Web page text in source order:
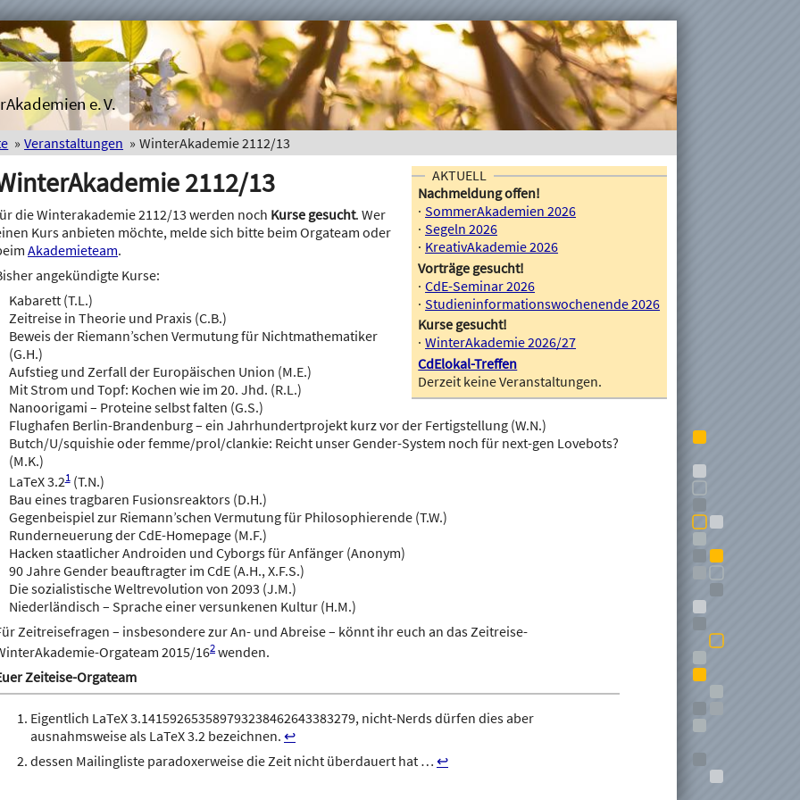
e. V.
Veranstaltungen
WinterAkademie 2112/13
AKTUELL
Nachmeldung offen!
SommerAkademien 2026
Segeln 2026
KreativAkademie 2026
Vorträge gesucht!
CdE-Seminar 2026
Studieninformationswochenende 2026
Kurse gesucht!
WinterAkademie 2026/27
CdElokal-Treffen
Derzeit keine Veranstaltungen.
2112/13
die Winterakademie 2112/13 werden noch Kurse gesucht. Wer
Kurs anbieten möchte, melde sich bitte beim Orgateam oder
Akademieteam.
angekündigte Kurse:
Kabarett (T.L.)
Zeitreise in Theorie und Praxis (C.B.)
Beweis der Riemann’schen Vermutung für Nichtmathematiker
(G.H.)
Aufstieg und Zerfall der Europäischen Union (M.E.)
Mit Strom und Topf: Kochen wie im 20. Jhd. (R.L.)
Nanoorigami – Proteine selbst falten (G.S.)
Flughafen Berlin-Brandenburg – ein Jahrhundertprojekt kurz vor der Fertigstellung (W.N.)
Butch/U/squishie oder femme/prol/clankie: Reicht unser Gender-System noch für next-gen Lovebots?
(M.K.)
LaTeX 3.21(T.N.)
Bau eines tragbaren Fusionsreaktors (D.H.)
Gegenbeispiel zur Riemann’schen Vermutung für Philosophierende (T.W.)
Runderneuerung der CdE-Homepage (M.F.)
Hacken staatlicher Androiden und Cyborgs für Anfänger (Anonym)
90 Jahre Gender beauftragter im CdE (A.H., X.F.S.)
Die sozialistische Weltrevolution von 2093 (J.M.)
Niederländisch – Sprache einer versunkenen Kultur (H.M.)
Zeitreisefragen – insbesondere zur An- und Abreise – könnt ihr euch an das Zeitreise-
Orgateam 2015/162wenden.
Zeiteise-Orgateam
Eigentlich LaTeX 3.141592653589793238462643383279, nicht-Nerds dürfen dies aber
ausnahmsweise als LaTeX 3.2 bezeichnen. ↩
dessen Mailingliste paradoxerweise die Zeit nicht überdauert hat … ↩